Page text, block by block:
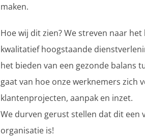
maken.
Hoe wij dit zien? We streven naar
kwalitatief hoogstaande
het bieden van een gezonde balans
gaat van hoe onze werknemers zich
klantenprojecten, aanpak en inzet.
We durven gerust stellen dat dit een
organisatie is!